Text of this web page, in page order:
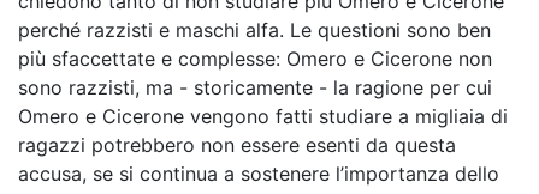
perché razzisti e maschi alfa. Le questioni sono ben
più sfaccettate e complesse: Omero e Cicerone non
sono razzisti, ma - storicamente - la ragione per cui
Omero e Cicerone vengono fatti studiare a migliaia di
ragazzi potrebbero non essere esenti da questa
accusa, se si continua a sostenere l’importanza dello